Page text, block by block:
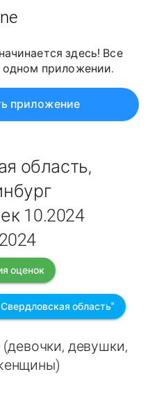
здесь! Все
одном приложении.
приложение
область,
10.2024
оценок
область"
девушки,